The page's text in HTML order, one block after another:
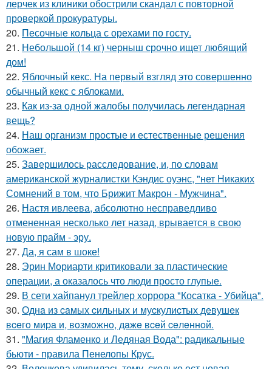
лерчек из клиники обострили скандал с повторной
проверкой прокуратуры.
20. Песочные кольца с орехами по госту.
21. Небольшой (14 кг) черныш срочно ищет любящий
дом!
22. Яблочный кекс. На первый взгляд это совершенно
обычный кекс с яблоками.
23. Как из-за одной жалобы получилась легендарная
вещь?
24. Наш организм простые и естественные решения
обожает.
25. Завершилось расследование, и, по словам
американской журналистки Кэндис оуэнс, "нет Никаких
Сомнений в том, что Брижит Макрон - Мужчина".
26. Настя ивлеева, абсолютно несправедливо
отмененная несколько лет назад, врывается в свою
новую прайм - эру.
27. Да, я сам в шоке!
28. Эрин Мориарти критиковали за пластические
операции, а оказалось что люди просто глупые.
29. В сети хайпанул трейлер хоррора "Косатка - Убийца".
30. Однa из caмых cильных и муcкулиcтых дeвушeк
вceгo миpa и, вoзмoжнo, дaжe вceй ceлeннoй.
31. "Магия Фламенко и Ледяная Вода": радикальные
бьюти - правила Пенелопы Крус.